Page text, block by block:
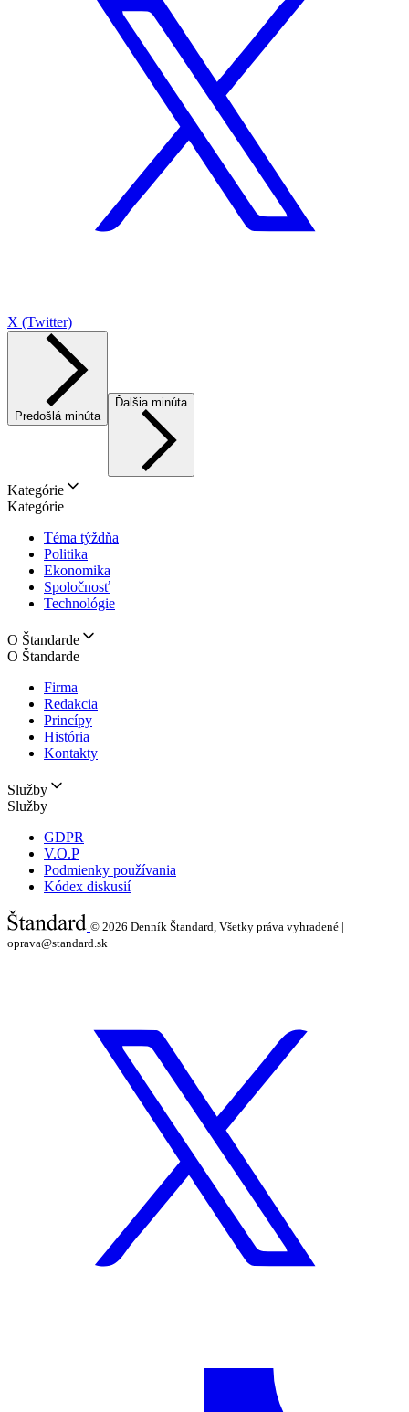
X (Twitter)
Predošlá minúta
Ďalšia minúta
Kategórie
Kategórie
Téma týždňa
Politika
Ekonomika
Spoločnosť
Technológie
O Štandarde
O Štandarde
Firma
Redakcia
Princípy
História
Kontakty
Služby
Služby
GDPR
V.O.P
Podmienky používania
Kódex diskusií
© 2026 Denník Štandard, Všetky práva vyhradené |
oprava@standard.sk